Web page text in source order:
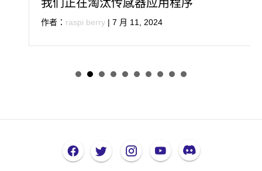
我们正在淘汰传感器应用程序
作者：raspi berry |7 月 11, 2024